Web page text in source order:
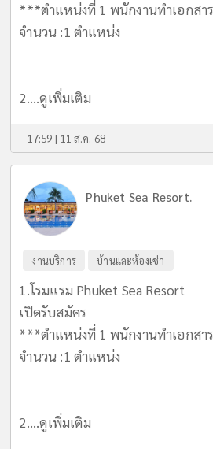
***ตำแหน่งที่ 1 พนักงานทำเอกสา
จำนวน :1 ตำแหน่ง
2....ดูเพิ่มเติม
17:59 | 11 ส.ค. 68
Phuket Sea Resort.
งานบริการ บ้านและห้องเช่า
1.โรมแรม Phuket Sea Resort
เปิดรับสมัคร
***ตำแหน่งที่ 1 พนักงานทำเอกสา
จำนวน :1 ตำแหน่ง
2....ดูเพิ่มเติม